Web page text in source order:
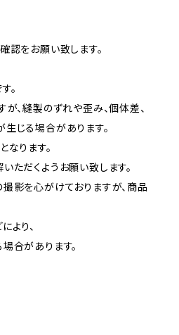
認をお願い致します。
。
、縫製のずれや歪み、個体差、
じる場合があります。
なります。
ただくようお願い致します。
影を心がけておりますが、商品
より、
合があります。